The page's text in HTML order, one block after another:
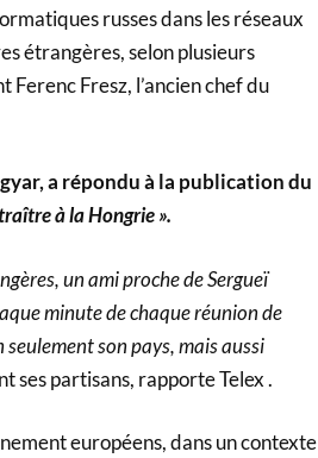
russes dans les réseaux
étrangères, selon plusieurs
Ferenc Fresz, l’ancien chef du
a répondu à la publication du
à la Hongrie ».
un ami proche de Sergueï
minute de chaque réunion de
son pays, mais aussi
ses partisans, rapporte Telex .
européens, dans un contexte